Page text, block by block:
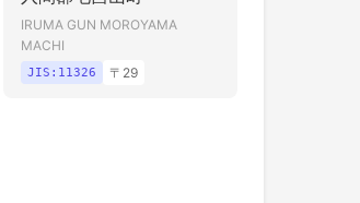
IRUMA GUN MOROYAMA
MACHI
JIS: 11326 〒 29